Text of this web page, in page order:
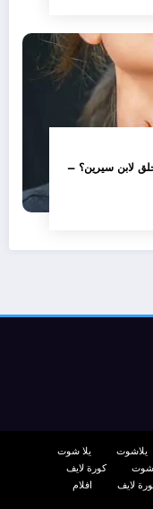
لابن سيرين؟ –
يلاشوت
يلا شوت
شوت
كورة لايف
لايف
افلام